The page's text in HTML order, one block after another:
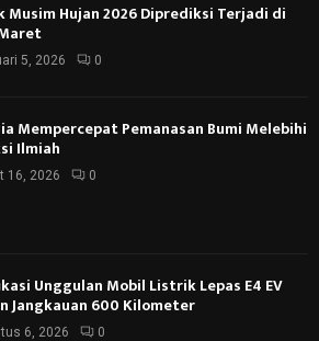
Musim Hujan 2026 Diprediksi Terjadi di
5, 2026 0
Mempercepat Pemanasan Bumi Melebihi
Ilmiah
16, 2026 0
Unggulan Mobil Listrik Lepas E4 EV
Jangkauan 600 Kilometer
6, 2026 0